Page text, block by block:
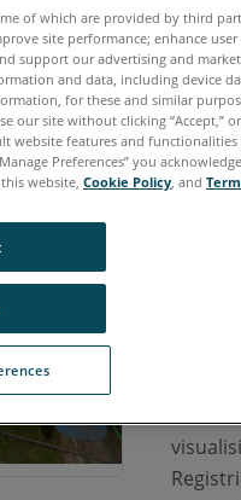
eine
und
Mit
der
bietet
of which are provided by third
site performance; enhance user
support our advertising and
and data, including device
for these and similar
our site without clicking “Accept,”
website features and
Preferences” you
website, Cookie Policy, and